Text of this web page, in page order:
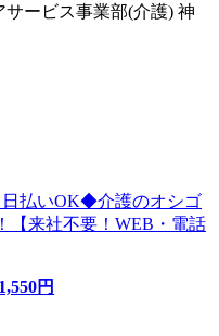
ービス事業部(介護) 神
払いOK◆介護のオシゴ
【来社不要！WEB・電話
1,550円